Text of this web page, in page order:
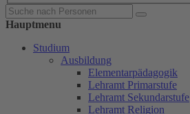
Hauptmenu
Studium
Ausbildung
Elementarpädagogik
Lehramt Primarstufe
Lehramt Sekundarstufe
Lehramt Religion